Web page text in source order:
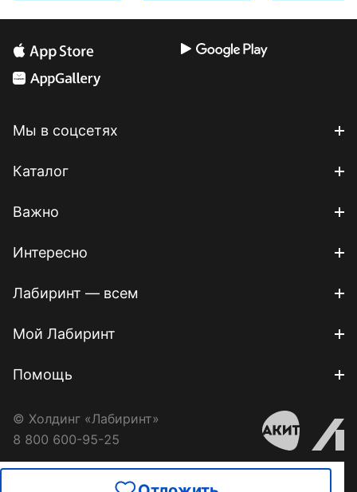
Мы в соцсетях
Каталог
Важно
Интересно
Лабиринт — всем
Мой Лабиринт
Помощь
© Холдинг «Лабиринт»
8 800 600-95-25